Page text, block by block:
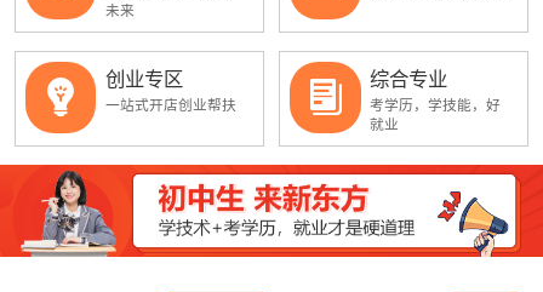
未来
创业专区
一站式开店创业帮扶
综合专业
考学历，学技能，好
就业